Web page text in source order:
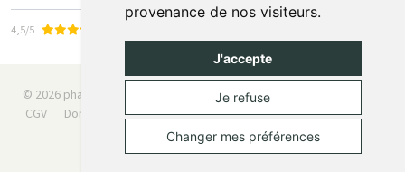
provenance de nos visiteurs.
J'accepte
Je refuse
Changer mes préférences
4,5/5
© 2026 pharmaone.be Tous droits réservés
CGV
Données personnelles Cookies
Préférences Cookies
Apotekisto